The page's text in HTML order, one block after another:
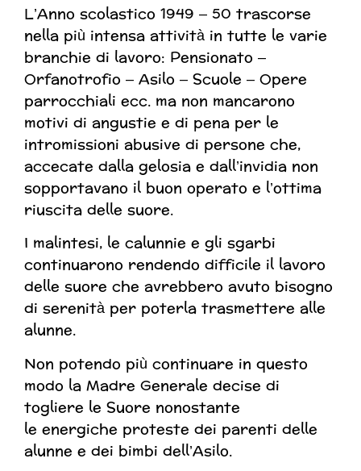
L’Anno scolastico 1949 – 50 trascorse
nella più intensa attività in tutte le varie
branchie di lavoro: Pensionato –
Orfanotrofio – Asilo – Scuole – Opere
parrocchiali ecc. ma non mancarono
motivi di angustie e di pena per le
intromissioni abusive di persone che,
accecate dalla gelosia e dall’invidia non
sopportavano il buon operato e l’ottima
riuscita delle suore.
I malintesi, le calunnie e gli sgarbi
continuarono rendendo difficile il lavoro
delle suore che avrebbero avuto bisogno
di serenità per poterla trasmettere alle
alunne.
Non potendo più continuare in questo
modo la Madre Generale decise di
togliere le Suore nonostante
le energiche proteste dei parenti delle
alunne e dei bimbi dell’Asilo.